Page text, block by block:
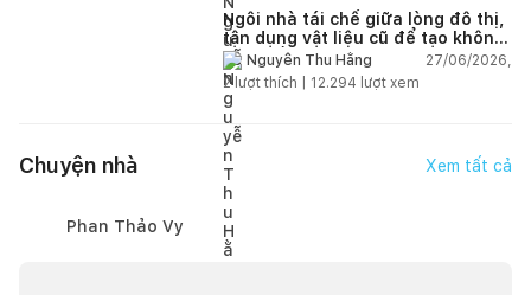
Ngôi nhà tái chế giữa lòng đô thị,
tận dụng vật liệu cũ để tạo không
gian sống linh hoạt
Nguyễn Thu Hằng
27/06/2026,
2lượt thích | 12.294 lượt xem
Chuyện nhà Xem tất cả
Phan Thảo Vy